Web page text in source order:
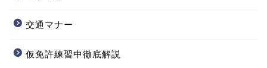
交通マナー
仮免許練習中徹底解説